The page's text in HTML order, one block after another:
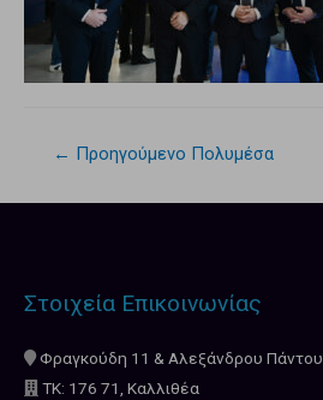
← Προηγούμενο Πολυμέσα
Στοιχεία Επικοινωνίας
Φραγκούδη 11 & Αλεξάνδρου Πάντου
ΤΚ: 176 71, Καλλιθέα